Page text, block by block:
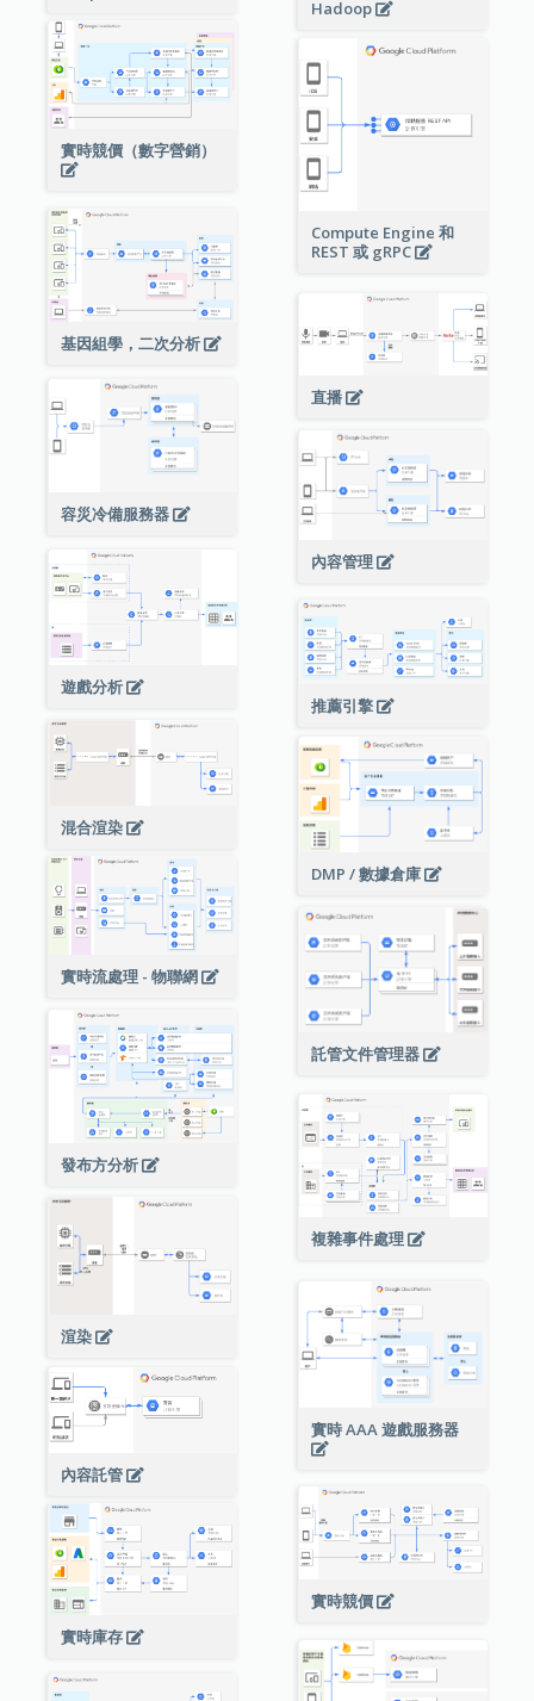
Hadoop
實時競價（數字營銷）
Compute Engine 和
REST 或 gRPC
基因組學，二次分析
直播
容災冷備服務器
內容管理
遊戲分析
推薦引擎
混合渲染
DMP / 數據倉庫
實時流處理 - 物聯網
託管文件管理器
發布方分析
複雜事件處理
渲染
實時 AAA 遊戲服務器
內容託管
實時競價
實時庫存